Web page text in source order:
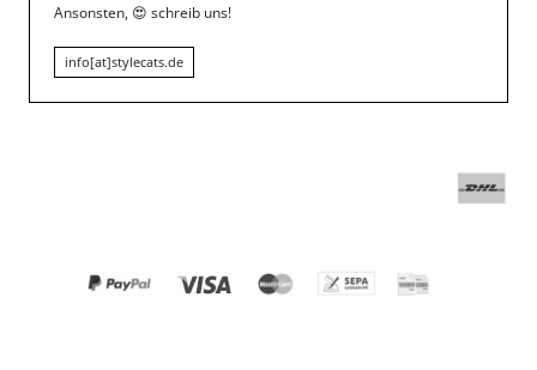
Ansonsten, 😍 schreib uns!
info[at]stylecats.de